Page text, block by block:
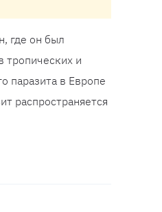
где он был
тропических и
паразита в Европе
распространяется